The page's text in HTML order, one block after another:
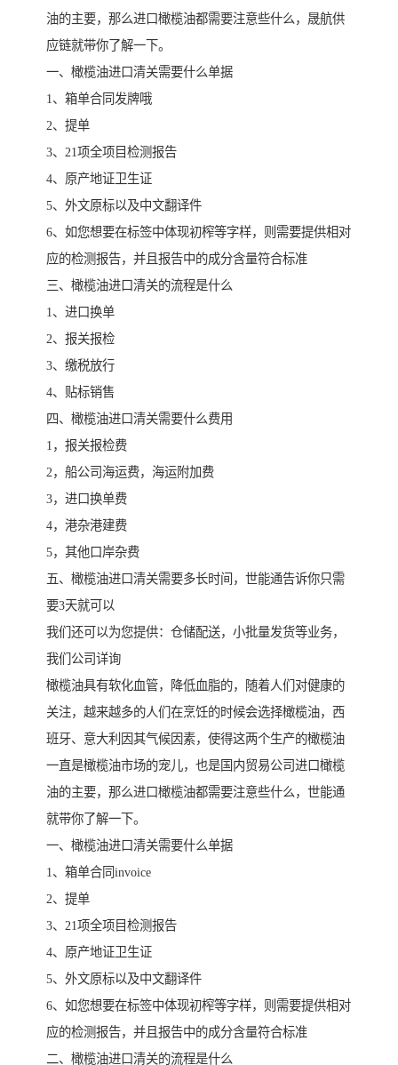
油的主要，那么进口橄榄油都需要注意些什么，晟航供
应链就带你了解一下。
一、橄榄油进口清关需要什么单据
1、箱单合同发牌哦
2、提单
3、21项全项目检测报告
4、原产地证卫生证
5、外文原标以及中文翻译件
6、如您想要在标签中体现初榨等字样，则需要提供相对
应的检测报告，并且报告中的成分含量符合标准
三、橄榄油进口清关的流程是什么
1、进口换单
2、报关报检
3、缴税放行
4、贴标销售
四、橄榄油进口清关需要什么费用
1，报关报检费
2，船公司海运费，海运附加费
3，进口换单费
4，港杂港建费
5，其他口岸杂费
五、橄榄油进口清关需要多长时间，世能通告诉你只需
要3天就可以
我们还可以为您提供：仓储配送，小批量发货等业务，
我们公司详询
橄榄油具有软化血管，降低血脂的，随着人们对健康的
关注，越来越多的人们在烹饪的时候会选择橄榄油，西
班牙、意大利因其气候因素，使得这两个生产的橄榄油
一直是橄榄油市场的宠儿，也是国内贸易公司进口橄榄
油的主要，那么进口橄榄油都需要注意些什么，世能通
就带你了解一下。
一、橄榄油进口清关需要什么单据
1、箱单合同invoice
2、提单
3、21项全项目检测报告
4、原产地证卫生证
5、外文原标以及中文翻译件
6、如您想要在标签中体现初榨等字样，则需要提供相对
应的检测报告，并且报告中的成分含量符合标准
二、橄榄油进口清关的流程是什么